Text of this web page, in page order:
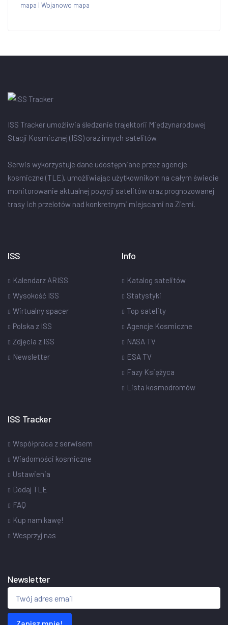
mapa | Wojanowo mapa
ISS Tracker umożliwia śledzenie trajektorii Międzynarodowej
Stacji Kosmicznej (ISS) oraz innych satelitów.
Serwis wykorzystuje dane udostępniane przez agencje
kosmiczne (TLE), umożliwiając użytkownikom na całym świecie
monitorowanie aktualnej pozycji satelitów oraz prognozowanej
trasy ich przelotów nad konkretnymi miejscami na Ziemi.
ISS
Kalendarz ARISS
Wysokość ISS
Wirtualny spacer
Polska z ISS
Zdjęcia z ISS
Newsletter
Info
Katalog satelitów
Statystyki
Top satelity
Agencje Kosmiczne
NASA TV
ESA TV
Fazy Księżyca
Lista kosmodromów
ISS Tracker
Współpraca z serwisem
Wiadomości kosmiczne
Ustawienia
Dodaj TLE
FAQ
Kup nam kawę!
Wesprzyj nas
Newsletter